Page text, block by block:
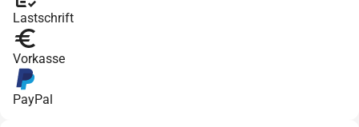
Lastschrift
Vorkasse
PayPal